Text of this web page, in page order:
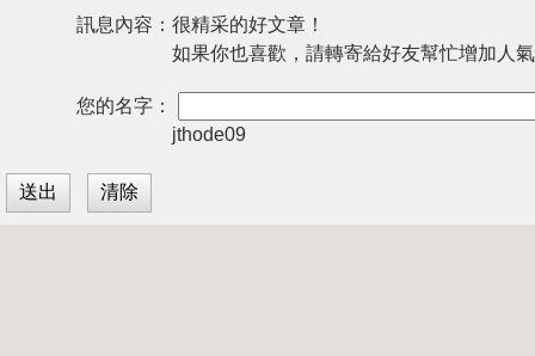
訊息內容： 很精采的好文章！
如果你也喜歡，請轉寄給好友幫忙增加人
您的名字：
jthode09